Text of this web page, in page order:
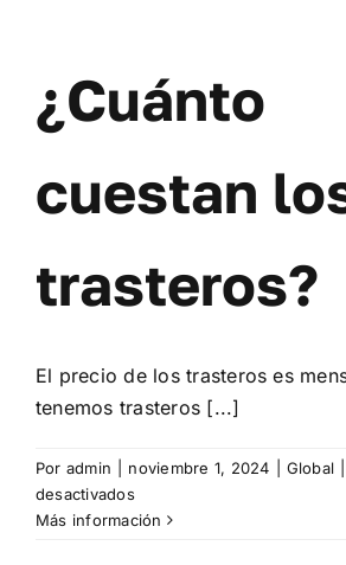
¿Cuánto
cuestan
trasteros?
El precio de los trasteros es
tenemos trasteros [...]
Por admin noviembre 1, 2024 Global
desactivadosen
¿Cuánto
Más información